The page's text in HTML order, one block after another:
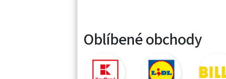
Oblíbené obchody